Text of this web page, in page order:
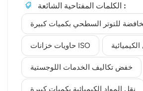
عالية الجودة. في هذا الدليل، نستعرض
مزايا وعيوب حاويات خزانات ISO عكس تعبئة البراميل
على تحسين سلسلة التوريد الخاصة
تغليف المواد الكيميائية في براميل
لعقود من الزمن، شكلت البراميل القياسية سعة 200 لتر
أو البولي إيثيلين عالي الكثافة)
تغليف التصديرتوفر هذه النماذج مزايا
الكلمات المفتاحية الشائعة :
للتوتر السطحي بكميات كبيرة
حاويات خزانات ISO
خفض تكاليف الخدمات اللوجستية
نقل المواد الكيميائية بكميات كبيرة